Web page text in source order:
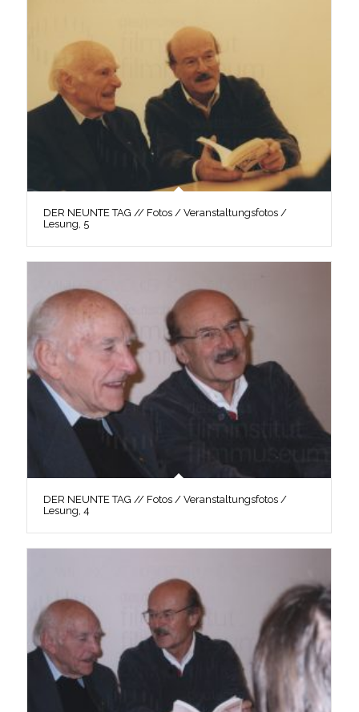
DER NEUNTE TAG // Fotos / Veranstaltungsfotos /
Lesung, 5
DER NEUNTE TAG // Fotos / Veranstaltungsfotos /
Lesung, 4